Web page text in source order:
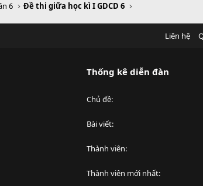
6 Đề thi giữa học kì I GDCD 6
Liên hệ
Thống kê diễn đàn
Chủ đề
Bài viết
Thành viên
Thành viên mới nhất